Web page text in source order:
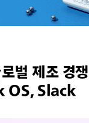
벌 제조 경
OS, Slack